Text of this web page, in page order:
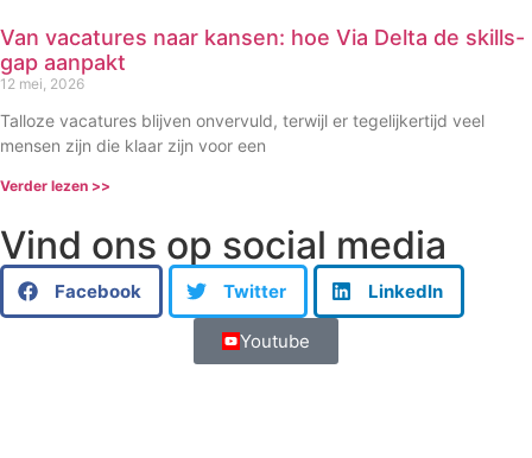
Van vacatures naar kansen: hoe Via Delta de skills-
gap aanpakt
12 mei, 2026
Talloze vacatures blijven onvervuld, terwijl er tegelijkertijd veel
mensen zijn die klaar zijn voor een
Verder lezen >>
Vind ons op social media
Facebook Twitter LinkedIn
Youtube